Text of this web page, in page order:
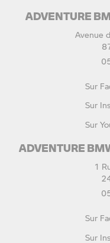
ADVENTURE
Avenue
Sur
Sur
Sur
ADVENTURE
1
Sur
Sur